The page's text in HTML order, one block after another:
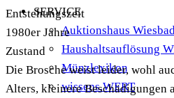
SERVICE
Auktionshaus
Haushaltsauflösung
Münzlexikon
wissens.WERT
Entstehungszeit
1980er Jahre
Zustand
Die Brosche weist leider, wohl
Alters, kleinere Beschädigungen